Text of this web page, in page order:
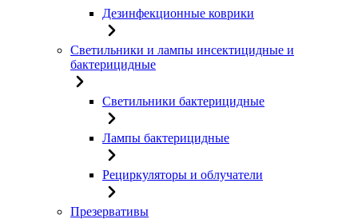
Дезинфекционные коврики
Светильники и лампы инсектицидные и
бактерицидные
Светильники бактерицидные
Лампы бактерицидные
Рециркуляторы и облучатели
Презервативы